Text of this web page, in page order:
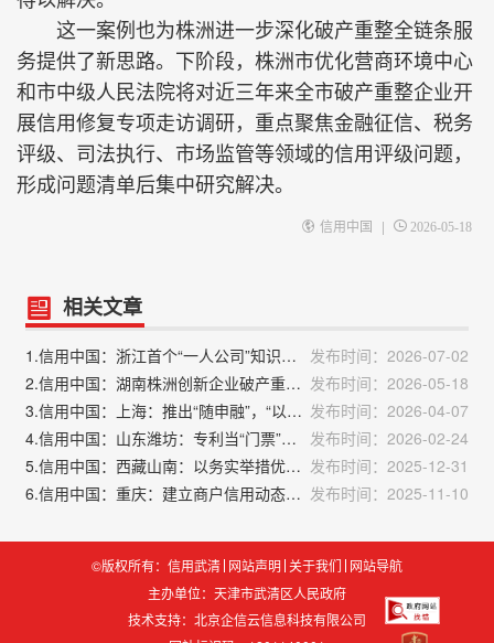
这一案例也为株洲进一步深化破产重整全链条服
务提供了新思路。下阶段，株洲市优化营商环境中心
和市中级人民法院将对近三年来全市破产重整企业开
展信用修复专项走访调研，重点聚焦金融征信、税务
评级、司法执行、市场监管等领域的信用评级问题，
形成问题清单后集中研究解决。
信用中国 | 2026-05-18
相关文章
1.信用中国：浙江首个“一人公司”知识产权服务站揭牌
发布时间：2026-07-02
2.信用中国：湖南株洲创新企业破产重整机制 发布时间：2026-05-18
3.信用中国：上海：推出“随申融”，“以信用换贷款”破解融资难融资贵 发布时间：2026-04-07
4.信用中国：山东潍坊：专利当“门票”，技术变“信用”
发布时间：2026-02-24
5.信用中国：西藏山南：以务实举措优化营商环境 发布时间：2025-12-31
6.信用中国：重庆：建立商户信用动态评价机制，升级农产品批发产业 发布时间：2025-11-10
©版权所有：信用武清 网站声明 关于我们 网站导航
主办单位：天津市武清区人民政府
技术支持： 北京企信云信息科技有限公司